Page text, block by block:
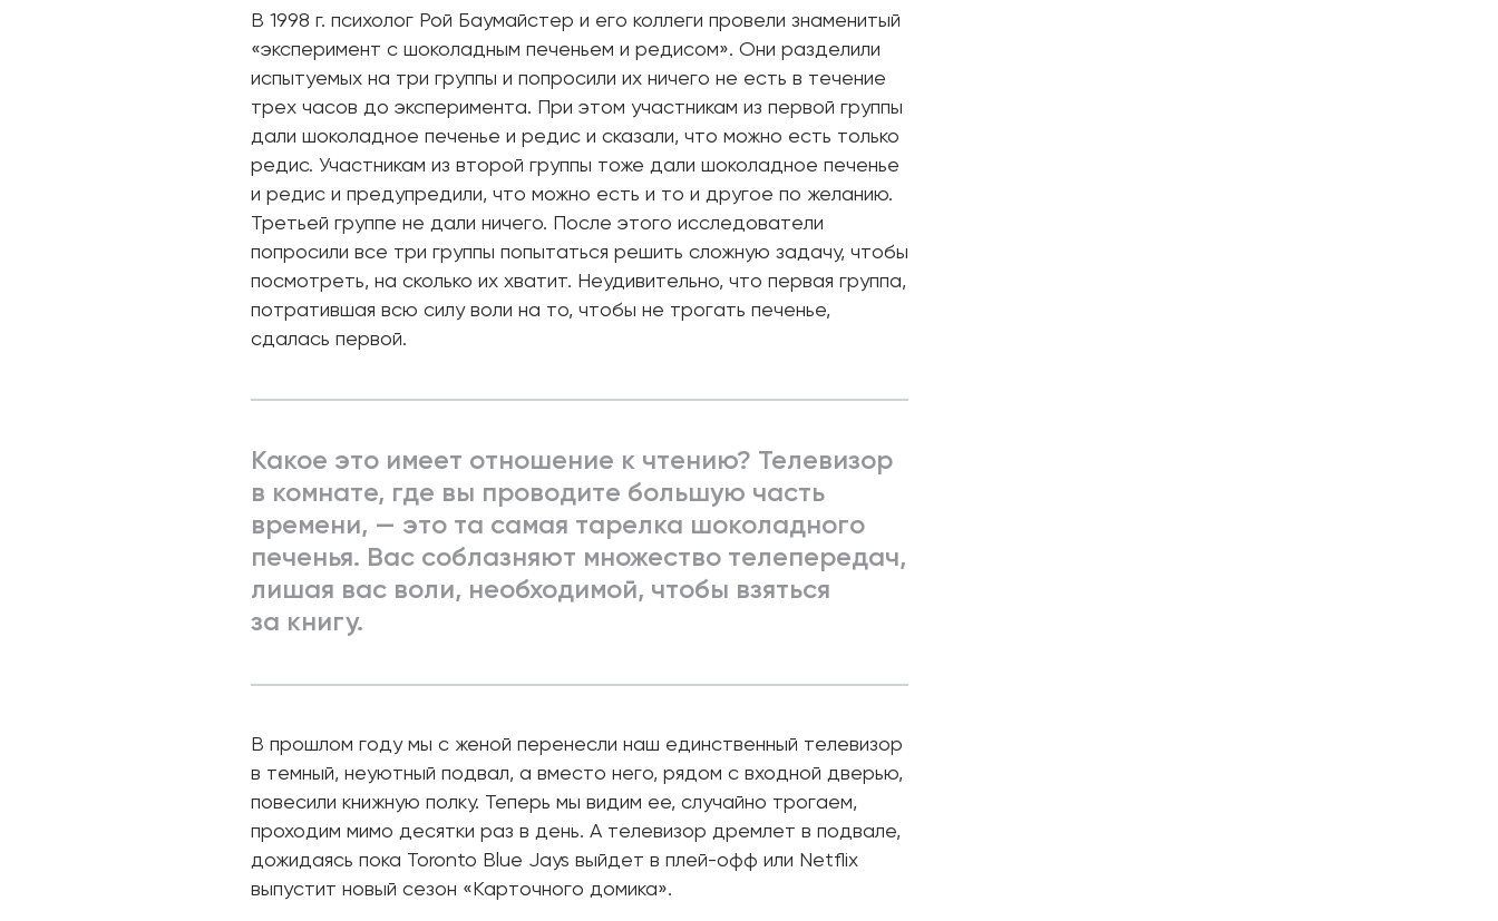
В 1998 г. психолог Рой Баумайстер и его коллеги провели знаменитый
«эксперимент с шоколадным печеньем и редисом». Они разделили
испытуемых на три группы и попросили их ничего не есть в течение
трех часов до эксперимента. При этом участникам из первой группы
дали шоколадное печенье и редис и сказали, что можно есть только
редис. Участникам из второй группы тоже дали шоколадное печенье
и редис и предупредили, что можно есть и то и другое по желанию.
Третьей группе не дали ничего. После этого исследователи
попросили все три группы попытаться решить сложную задачу, чтобы
посмотреть, на сколько их хватит. Неудивительно, что первая группа,
потратившая всю силу воли на то, чтобы не трогать печенье,
сдалась первой.
Какое это имеет отношение к чтению? Телевизор
в комнате, где вы проводите большую часть
времени, — это та самая тарелка шоколадного
печенья. Вас соблазняют множество телепередач,
лишая вас воли, необходимой, чтобы взяться
за книгу.
В прошлом году мы с женой перенесли наш единственный телевизор
в темный, неуютный подвал, а вместо него, рядом с входной дверью,
повесили книжную полку. Теперь мы видим ее, случайно трогаем,
проходим мимо десятки раз в день. А телевизор дремлет в подвале,
дожидаясь пока Toronto Blue Jays выйдет в плей-офф или Netflix
выпустит новый сезон «Карточного домика».